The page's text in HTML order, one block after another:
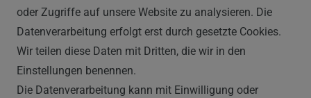
Montag - Freitag, 09:00 - 16:00
RECHTLICHES
AGB
oder Zugriffe auf unsere Website zu analysieren. Die
Datenverarbeitung erfolgt erst durch gesetzte Cookies.
Wir teilen diese Daten mit Dritten, die wir in den
Einstellungen benennen.
Die Datenverarbeitung kann mit Einwilligung oder